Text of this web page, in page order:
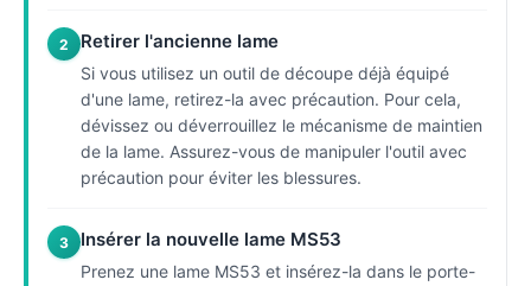
2 Retirer l'ancienne lame
Si vous utilisez un outil de découpe déjà équipé
d'une lame, retirez-la avec précaution. Pour cela,
dévissez ou déverrouillez le mécanisme de maintien
de la lame. Assurez-vous de manipuler l'outil avec
précaution pour éviter les blessures.
3 Insérer la nouvelle lame MS53
Prenez une lame MS53 et insérez-la dans le porte-